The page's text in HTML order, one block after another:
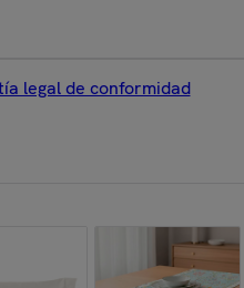
legal de conformidad